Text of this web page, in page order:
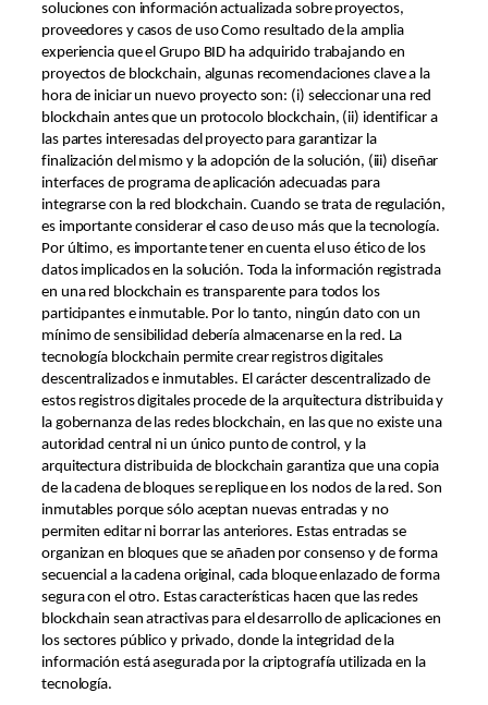
soluciones con información actualizada sobre proyectos,
proveedores y casos de uso Como resultado de la amplia
experiencia que el Grupo BID ha adquirido trabajando en
proyectos de blockchain, algunas recomendaciones clave a la
hora de iniciar un nuevo proyecto son: (i) seleccionar una red
blockchain antes que un protocolo blockchain, (ii) identificar a
las partes interesadas del proyecto para garantizar la
finalización del mismo y la adopción de la solución, (iii) diseñar
interfaces de programa de aplicación adecuadas para
integrarse con la red blockchain. Cuando se trata de regulación,
es importante considerar el caso de uso más que la tecnología.
Por último, es importante tener en cuenta el uso ético de los
datos implicados en la solución. Toda la información registrada
en una red blockchain es transparente para todos los
participantes e inmutable. Por lo tanto, ningún dato con un
mínimo de sensibilidad debería almacenarse en la red. La
tecnología blockchain permite crear registros digitales
descentralizados e inmutables. El carácter descentralizado de
estos registros digitales procede de la arquitectura distribuida y
la gobernanza de las redes blockchain, en las que no existe una
autoridad central ni un único punto de control, y la
arquitectura distribuida de blockchain garantiza que una copia
de la cadena de bloques se replique en los nodos de la red. Son
inmutables porque sólo aceptan nuevas entradas y no
permiten editar ni borrar las anteriores. Estas entradas se
organizan en bloques que se añaden por consenso y de forma
secuencial a la cadena original, cada bloque enlazado de forma
segura con el otro. Estas características hacen que las redes
blockchain sean atractivas para el desarrollo de aplicaciones en
los sectores público y privado, donde la integridad de la
información está asegurada por la criptografía utilizada en la
tecnología.